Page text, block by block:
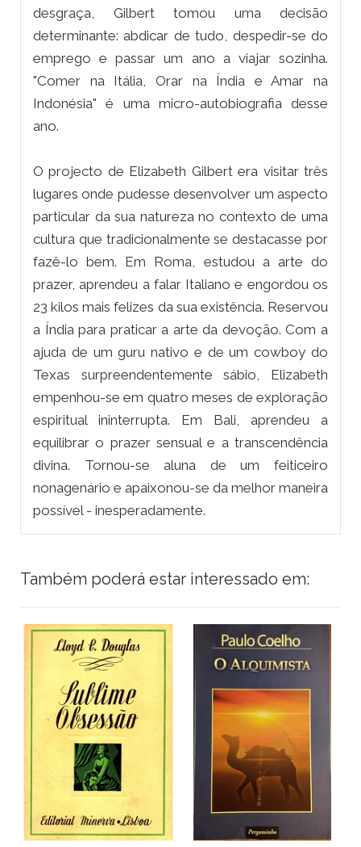
desgraça, Gilbert tomou uma decisão
determinante: abdicar de tudo, despedir-se do
emprego e passar um ano a viajar sozinha.
"Comer na Itália, Orar na Índia e Amar na
Indonésia" é uma micro-autobiografia desse
ano.
O projecto de Elizabeth Gilbert era visitar três
lugares onde pudesse desenvolver um aspecto
particular da sua natureza no contexto de uma
cultura que tradicionalmente se destacasse por
fazê-lo bem. Em Roma, estudou a arte do
prazer, aprendeu a falar Italiano e engordou os
23 kilos mais felizes da sua existência. Reservou
a Índia para praticar a arte da devoção. Com a
ajuda de um guru nativo e de um cowboy do
Texas surpreendentemente sábio, Elizabeth
empenhou-se em quatro meses de exploração
espiritual ininterrupta. Em Bali, aprendeu a
equilibrar o prazer sensual e a transcendência
divina. Tornou-se aluna de um feiticeiro
nonagenário e apaixonou-se da melhor maneira
possível - inesperadamente.
Também poderá estar interessado em: